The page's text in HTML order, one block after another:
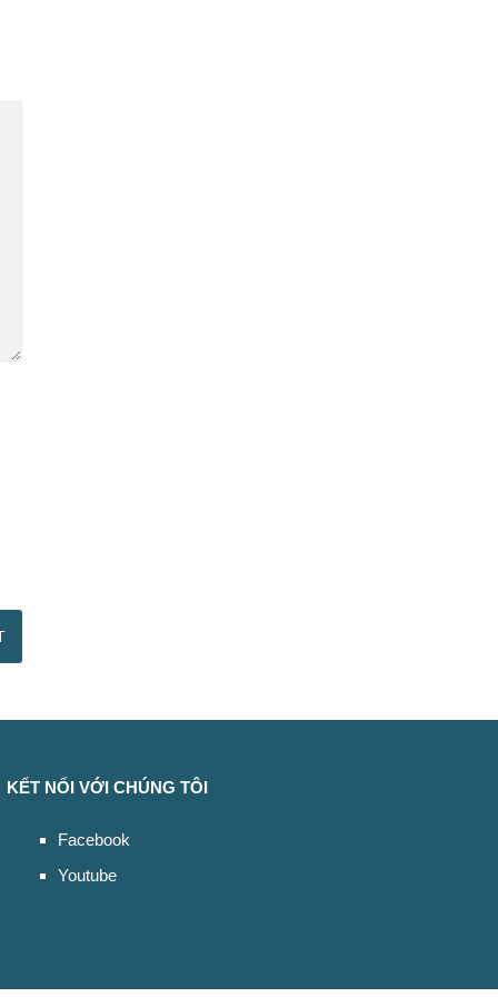
KẾT NỐI VỚI CHÚNG TÔI
Facebook
Youtube